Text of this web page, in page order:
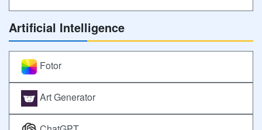
Artificial Intelligence
Fotor
Art Generator